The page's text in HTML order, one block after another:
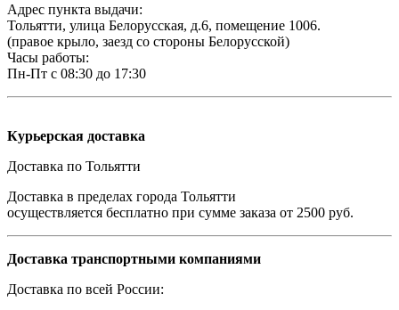
Адрес пункта выдачи:
Тольятти, улица Белорусская, д.6, помещение 1006.
(правое крыло, заезд со стороны Белорусской)
Часы работы:
Пн-Пт с 08:30 до 17:30
Курьерская доставка
Доставка по Тольятти
Доставка в пределах города Тольятти
осуществляется бесплатно при сумме заказа от 2500 руб.
Доставка транспортными компаниями
Доставка по всей России: